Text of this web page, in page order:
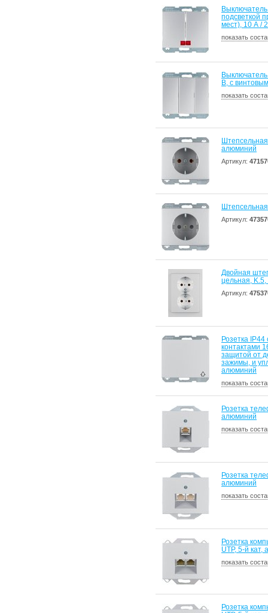
подсветкой
мест), 10 А /
показать
В, с
показать
алюминий
Артикул:
Артикул:
Двойная
цельная,
Артикул:
Розетка
контактами
защитой от
зажимы, и
алюминий
показать
Розетка
алюминий
показать
Розетка
алюминий
показать
Розетка
UTP, 5-й
показать
Розетка